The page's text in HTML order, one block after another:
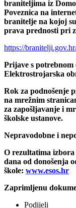
braniteljima iz
Poveznica na
branitelje na kojoj
prava prednosti pri
https://
Prijave s potrebnom
Elektrostrojarska
Rok za podnošenje
na mrežnim
za zapošljavanje i
školske ustanove.
Nepravodobne i
O rezultatima
dana od donošenja
škole: www.esos.hr
Zaprimljenu
Podijeli